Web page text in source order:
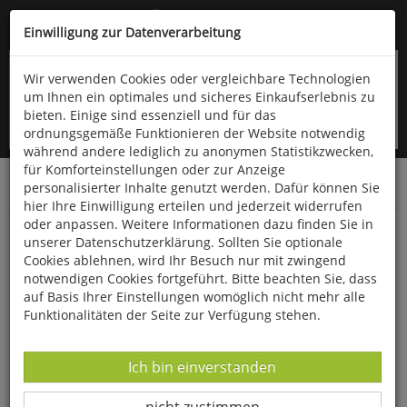
Kompletten Head der Seite überspringen
oder (06766) 9323-960
Startseite Bücher Aula-Verlag Ornithologie
55 Irrtümer über Vögel
Einwilligung zur Datenverarbeitung
Wir verwenden Cookies oder vergleichbare Technologien
um Ihnen ein optimales und sicheres Einkaufserlebnis zu
bieten. Einige sind essenziell und für das
ordnungsgemäße Funktionieren der Website notwendig
während andere lediglich zu anonymen Statistikzwecken,
für Komforteinstellungen oder zur Anzeige
personalisierter Inhalte genutzt werden. Dafür können Sie
hier Ihre Einwilligung erteilen und jederzeit widerrufen
oder anpassen. Weitere Informationen dazu finden Sie in
unserer Datenschutzerklärung. Sollten Sie optionale
Cookies ablehnen, wird Ihr Besuch nur mit zwingend
notwendigen Cookies fortgeführt. Bitte beachten Sie, dass
auf Basis Ihrer Einstellungen womöglich nicht mehr alle
Funktionalitäten der Seite zur Verfügung stehen.
Datenverarbeitung -
Ich bin einverstanden